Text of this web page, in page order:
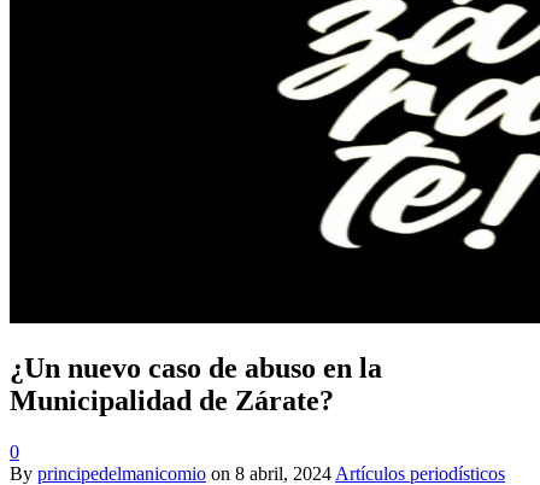
¿Un nuevo caso de abuso en la
Municipalidad de Zárate?
0
By principedelmanicomio on 8 abril, 2024 Artículos periodísticos